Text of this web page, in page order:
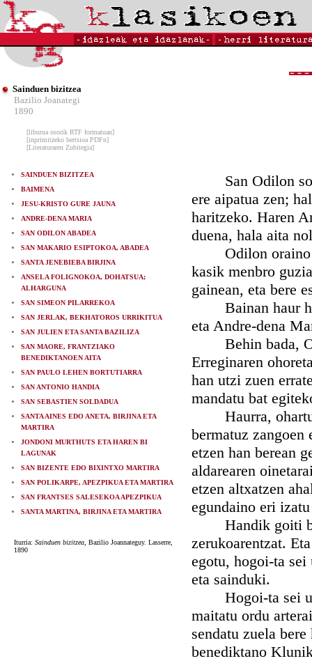
Sainduen bizitzea
Bazilio Joanategi
1890
[liburua osorik RTF formatuan]
[inprimitzeko bertsioa PDFn]
[Literaturaren Zubitegia]
SAINDUEN BIZITZEA
BAIMENA
JESU-KRISTO GURE JAUNA
ANDRE-DENA MARIA
SAN ODILON ABADEA
SAN MAKARIO ESIPTOKOA, ABADEA
SANTA JENEBIEBA BIRJINA
ANSELA FOLIGNOKOA, DOHATSUA;
ALHARGUNA
SAN SIMEON PILARREKOA
SAN JERLAK, BEKHATOROS URRIKITUA
SAN JULIEN ETA SANTA BAZILIZA
SAN MAORE, FRANTZIAKO
BENEDIKTANOEN AITA
SAN PAULO LEHEN BORTUTIARRA
SAN ANTONIO HANDIA
SAN SEBASTIEN SOLDADUA
SANTA AINES EDO ANETA, BIRJINA ETA
MARTIRA
JONDONI MURTHUTS ETA HAREN BI
LAGUNAK
SAN BIZENTE EDO BIXINTXO MARTIRA
SAN POLIKARPE, APEZPIKUA ETA MARTIRA
SAN FRANTSES SALESEKOA APEZPIKUA
SANTA MARTINA, BIRJINA ETA MARTIRA
Iturria: Sainduen bizitzea , Bazilio Joannateguy. Lasserre,
1890
San Odilon
ere aipatua zen;
haritzeko. Haren
duena, hala aita
Odilon oraino
kasik menbro
gainean, eta bere
Bainan haur
eta Andre-dena
Behin bada,
Erreginaren
han utzi zuen
mandatu bat
Haurra, ohartu
bermatuz zangoen
etzen han berean
aldarearen
etzen altxatzen
egundaino eri
Handik goiti
zerukoarentzat.
egotu, hogoi-ta
eta sainduki.
Hogoi-ta sei
maitatu ordu
sendatu zuela
benediktano